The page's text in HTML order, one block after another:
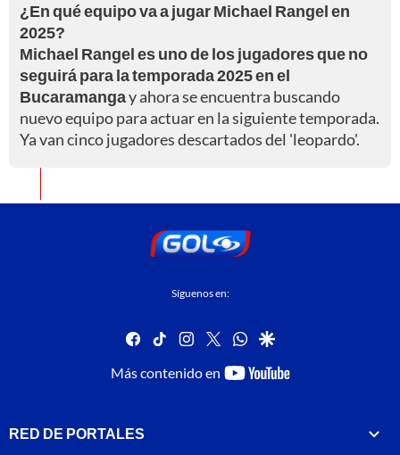
¿En qué equipo va a jugar Michael Rangel en
2025?
Michael Rangel es uno de los jugadores que no
seguirá para la temporada 2025 en el
Bucaramangay ahora se encuentra buscando
nuevo equipo para actuar en la siguiente temporada.
Ya van cinco jugadores descartados del 'leopardo'.
Síguenos en:
facebook
tiktok instagram
twitterwhatsapp
google
Más contenido en
youtube-
RED DE PORTALES